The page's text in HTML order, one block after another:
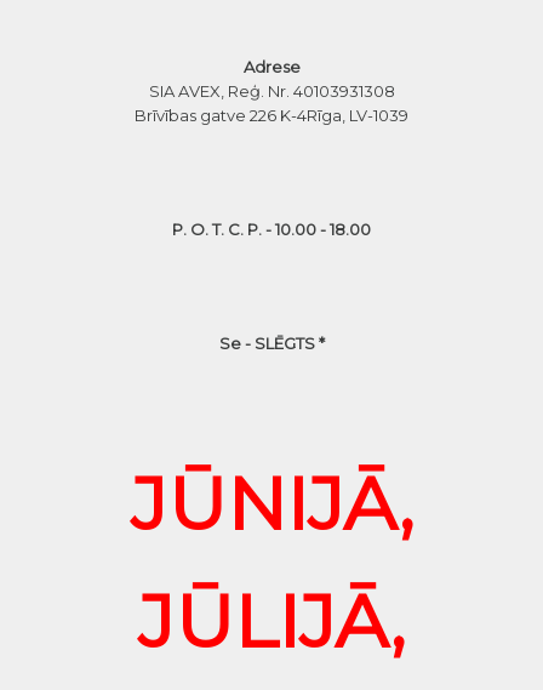
Adrese
SIA AVEX, Reģ. Nr. 40103931308
Brīvības gatve 226 K-4Rīga, LV-1039
P. O. T. C. P. - 10.00 - 18.00
Se - SLĒGTS *
JŪNIJĀ,
JŪLIJĀ,